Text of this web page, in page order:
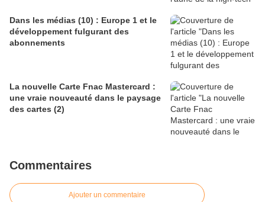
Dans les médias (10) : Europe 1 et le
développement fulgurant des
abonnements
La nouvelle Carte Fnac Mastercard :
une vraie nouveauté dans le paysage
des cartes (2)
Commentaires
Ajouter un commentaire